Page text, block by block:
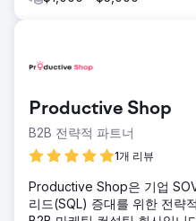
Productive Shop
B2B 전략적 파트너
1개 리뷰
Productive Shop은 기업
리드(SQL) 증대를 위한 전략